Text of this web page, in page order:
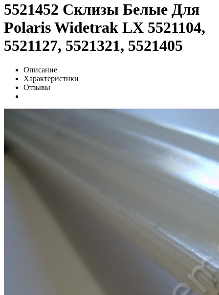
5521452 Склизы Белые Для
Polaris Widetrak LX 5521104,
5521127, 5521321, 5521405
Описание
Характеристики
Отзывы